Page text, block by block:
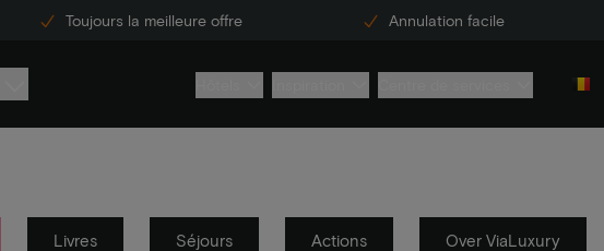
Toujours la meilleure offre Annulation facile
Livres Séjours Actions Over ViaLuxury